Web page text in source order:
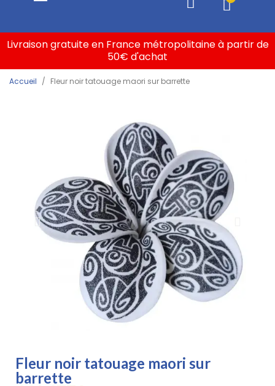
Livraison gratuite en France métropolitaine à partir de
50€ d'achat
Accueil Fleur noir tatouage maori sur barrette
Fleur noir tatouage maori sur
barrette